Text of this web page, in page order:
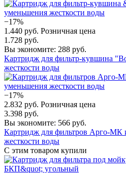
−17%
1.440 руб. Розничная цена
1.728 руб.
Вы экономите: 288 руб.
Картридж для фильтр-кувшина
жесткости воды
−17%
2.832 руб. Розничная цена
3.398 руб.
Вы экономите: 566 руб.
Картридж для фильтров Арго-МК
жесткости воды
С этим товаром купили